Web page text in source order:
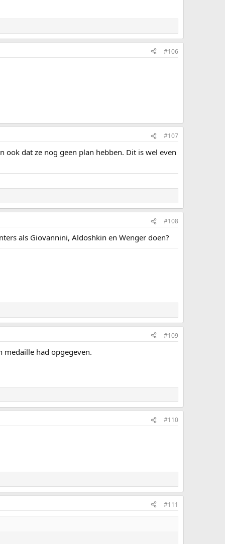
#106
#107
ook dat ze nog geen plan hebben. Dit is wel even
#108
als Giovannini, Aldoshkin en Wenger doen?
#109
medaille had opgegeven.
#110
#111